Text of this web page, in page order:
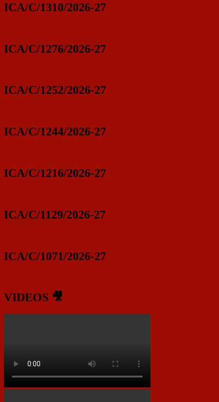
ICA/C/1310/2026-27
ICA/C/1276/2026-27
ICA/C/1252/2026-27
ICA/C/1244/2026-27
ICA/C/1216/2026-27
ICA/C/1129/2026-27
ICA/C/1071/2026-27
VIDEOS 🎥